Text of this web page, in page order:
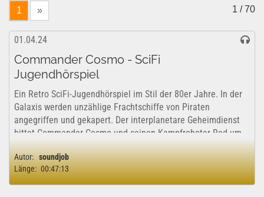
1 » 1 / 70
01.04.24
Commander Cosmo - SciFi
Jugendhörspiel
Ein Retro SciFi-Jugendhörspiel im Stil der 80er Jahre. In der
Galaxis werden unzählige Frachtschiffe von Piraten
angegriffen und gekapert. Der interplanetare Geheimdienst
bittet Commander Cosmo und seinen Kampfroboter Red um
Hilfe, die Angriffe zu...
Autor: soundjob
Länge: 00:47:13